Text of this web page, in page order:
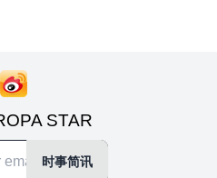
STAR
时事简讯